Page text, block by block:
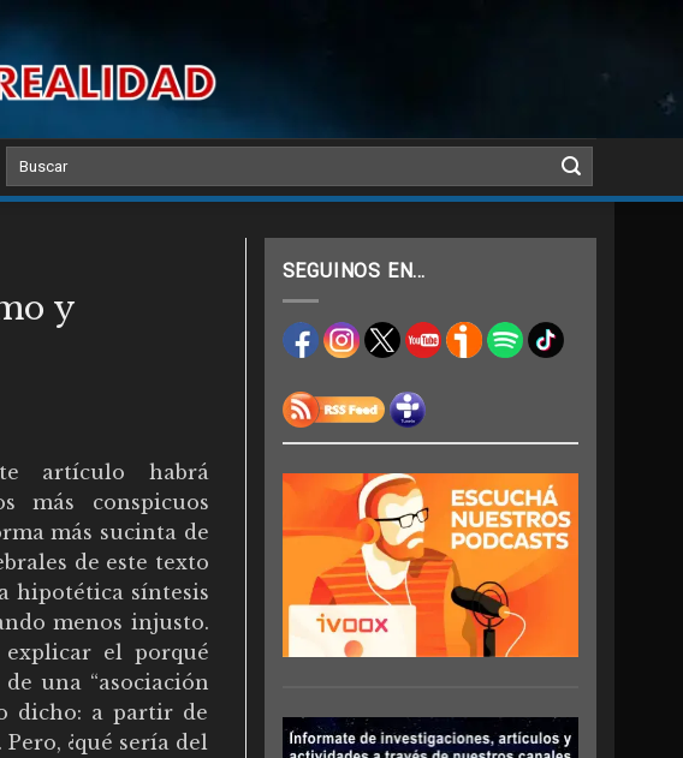
y
artículo habrá
más conspicuos
más sucinta de
de este texto
hipotética síntesis
menos injusto.
el porqué
una “asociación
dicho: a partir de
¿qué sería del
SEGUINOS EN…